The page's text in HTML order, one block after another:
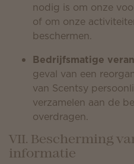
nodig is om onze
of om onze
beschermen.
Bedrijfsmatige
geval van een
van Scentsy
verzamelen aan de
overdragen.
VII. Bescherming
informatie